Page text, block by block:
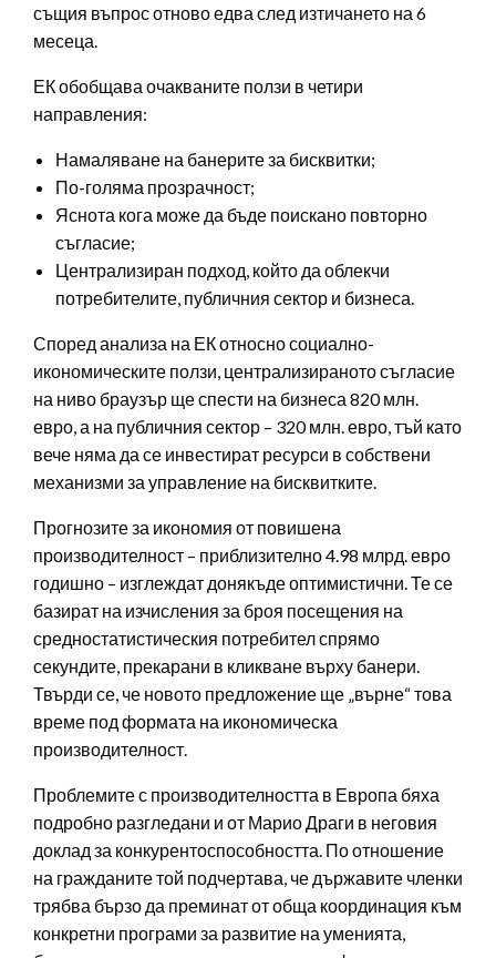
същия въпрос отново едва след изтичането на 6
месеца.
ЕК обобщава очакваните ползи в четири
направления:
Намаляване на банерите за бисквитки;
По-голяма прозрачност;
Яснота кога може да бъде поискано повторно
съгласие;
Централизиран подход, който да облекчи
потребителите, публичния сектор и бизнеса.
Според анализа на ЕК относно социално-
икономическите ползи, централизираното съгласие
на ниво браузър ще спести на бизнеса 820 млн.
евро, а на публичния сектор – 320 млн. евро, тъй като
вече няма да се инвестират ресурси в собствени
механизми за управление на бисквитките.
Прогнозите за икономия от повишена
производителност – приблизително 4.98 млрд. евро
годишно – изглеждат донякъде оптимистични. Те се
базират на изчисления за броя посещения на
средностатистическия потребител спрямо
секундите, прекарани в кликване върху банери.
Твърди се, че новото предложение ще „върне“ това
време под формата на икономическа
производителност.
Проблемите с производителността в Европа бяха
подробно разгледани и от Марио Драги в неговия
доклад за конкурентоспособността. По отношение
на гражданите той подчертава, че държавите членки
трябва бързо да преминат от обща координация към
конкретни програми за развитие на уменията,